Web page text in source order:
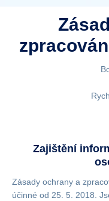
Zajištění
Zásady ochrany a
účinné od 25. 5. 2018.